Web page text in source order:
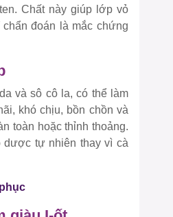
Chất này giúp lớp vỏ
đoán là mắc chứng
và sô cô la, có thể làm
khó chịu, bồn chồn và
toàn hoặc thỉnh thoảng.
dược tự nhiên thay vì cà